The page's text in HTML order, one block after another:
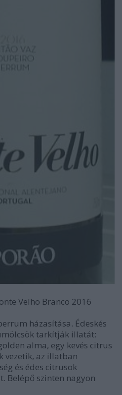
Velho Branco 2016
házasítása. Édeskés
tarkítják illatát:
alma, egy kevés citrus
vezetik, az illatban
és édes citrusok
Belépő szinten nagyon